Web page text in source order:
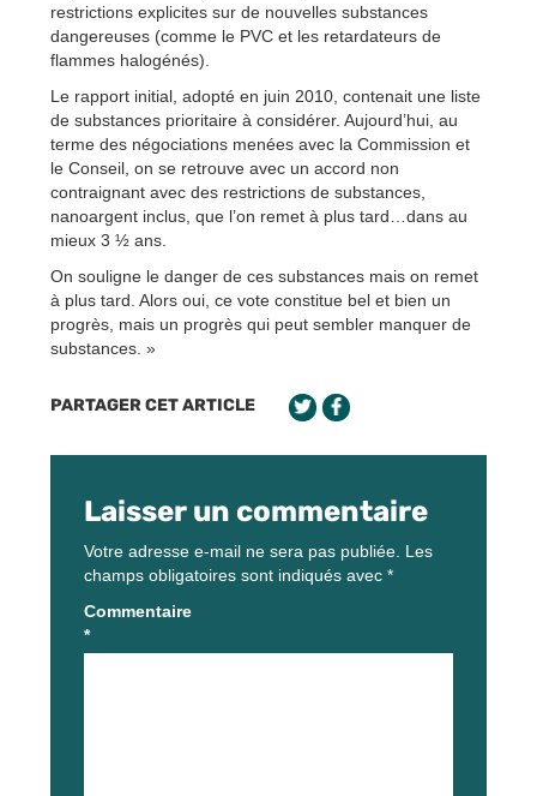
restrictions explicites sur de nouvelles substances
dangereuses (comme le PVC et les retardateurs de
flammes halogénés).
Le rapport initial, adopté en juin 2010, contenait une liste
de substances prioritaire à considérer. Aujourd’hui, au
terme des négociations menées avec la Commission et
le Conseil, on se retrouve avec un accord non
contraignant avec des restrictions de substances,
nanoargent inclus, que l’on remet à plus tard…dans au
mieux 3 ½ ans.
On souligne le danger de ces substances mais on remet
à plus tard. Alors oui, ce vote constitue bel et bien un
progrès, mais un progrès qui peut sembler manquer de
substances. »
PARTAGER CET ARTICLE
Laisser un commentaire
Votre adresse e-mail ne sera pas publiée. Les
champs obligatoires sont indiqués avec *
Commentaire
*